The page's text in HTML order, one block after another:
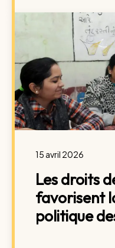
15 avril 2026
Les droits
favorisent
politique